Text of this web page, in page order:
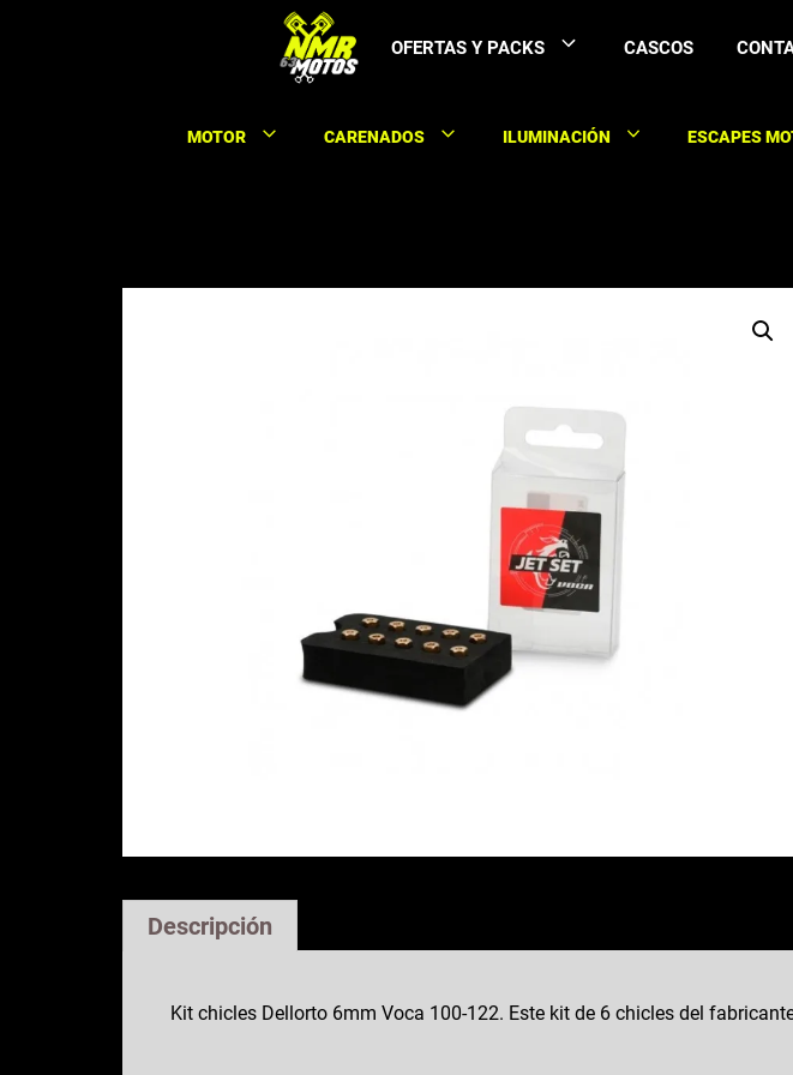
OFERTAS Y PACKS CASCOS
MOTOR CARENADOS ILUMINACIÓN ESCAPES
Descripción
Kit chicles Dellorto 6mm Voca 100-122. Este kit de 6 chicles del